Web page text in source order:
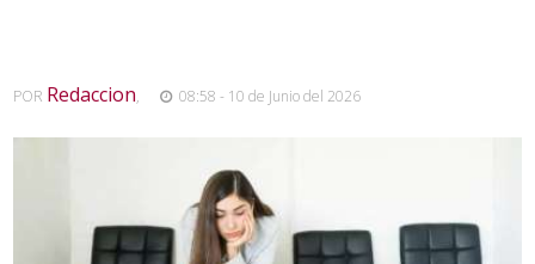
POR Redaccion, 08:58 - 10 de Junio del 2026